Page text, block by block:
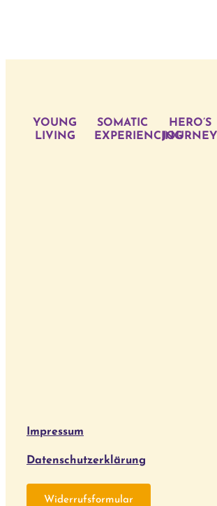
YOUNG
LIVING
SOMATIC
EXPERIENCING
HERO’S
JOURNEY
Impressum
Datenschutzerklärung
Widerrufsformular